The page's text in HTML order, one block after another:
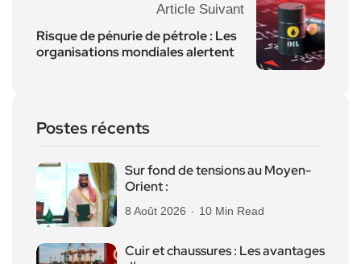
Article Suivant
Risque de pénurie de pétrole : Les
organisations mondiales alertent
Postes récents
Sur fond de tensions au Moyen-
Orient :
8 Août 2026 10 Min Read
Cuir et chaussures : Les avantages